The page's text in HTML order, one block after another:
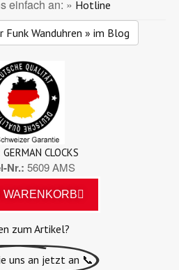
einfach an: » Hotline
Wanduhren » im Blog
GERMAN CLOCKS
Nr. 5609 AMS
WARENKORB
zum Artikel?
uns an jetzt an 📞